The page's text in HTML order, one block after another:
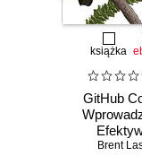
książka
GitHub
Brent